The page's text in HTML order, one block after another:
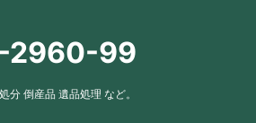
2960-99
倒産品 遺品処理 など。